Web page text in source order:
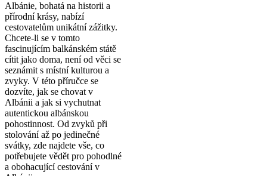
Albánie, bohatá na historii a
přírodní krásy, nabízí
cestovatelům unikátní zážitky.
Chcete-li se v tomto
fascinujícím balkánském státě
cítit jako doma, není od věci se
seznámit s místní kulturou a
zvyky. V této příručce se
dozvíte, jak se chovat v
Albánii a jak si vychutnat
autentickou albánskou
pohostinnost. Od zvyků při
stolování až po jedinečné
svátky, zde najdete vše, co
potřebujete vědět pro pohodlné
a obohacující cestování v